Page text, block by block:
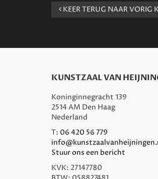
KEER TERUG NAAR VORIG
KUNSTZAAL VAN
Koninginnegracht 139
2514 AM Den Haag
Nederland
T: 06 420 56 779
Stuur ons een bericht
KVK: 27147780